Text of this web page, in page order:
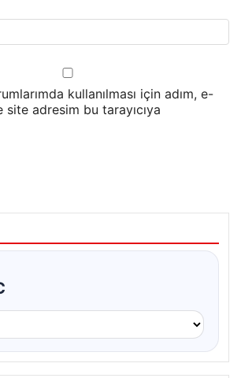
kullanılması için adım, e-
adresim bu tarayıcıya